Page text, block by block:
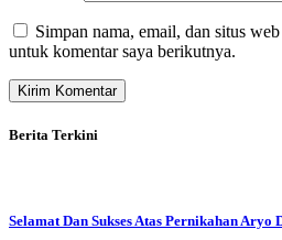
Simpan nama, email, dan situs
untuk komentar saya berikutnya.
Berita Terkini
Selamat Dan Sukses Atas Pernikahan Aryo